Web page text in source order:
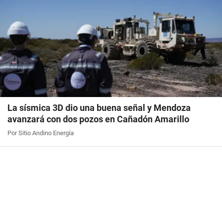
La sísmica 3D dio una buena señal y Mendoza
avanzará con dos pozos en Cañadón Amarillo
Por Sitio Andino Energía